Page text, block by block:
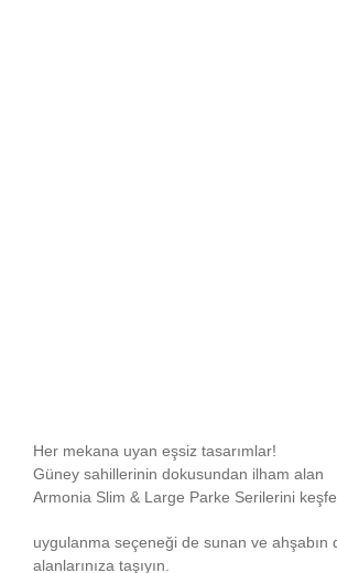
Her mekana uyan eşsiz tasarımlar!
Güney sahillerinin dokusundan ilham alan
Armonia Slim & Large Parke Serilerini
uygulanma seçeneği de sunan ve ahşabın
alanlarınıza taşıyın.